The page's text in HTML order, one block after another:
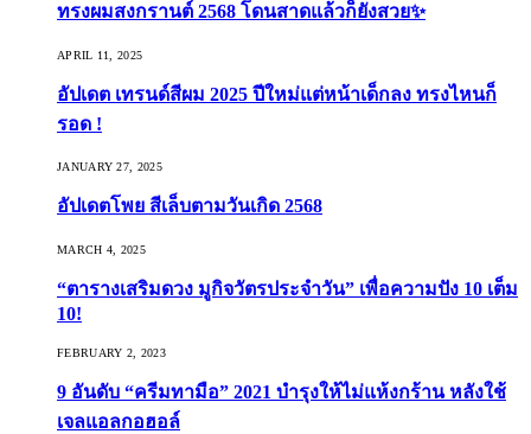
ทรงผมสงกรานต์ 2568 โดนสาดแล้วก็ยังสวย✨
APRIL 11, 2025
อัปเดต เทรนด์สีผม 2025 ปีใหม่แต่หน้าเด็กลง ทรงไหนก็
รอด !
JANUARY 27, 2025
อัปเดตโพย สีเล็บตามวันเกิด 2568
MARCH 4, 2025
“ตารางเสริมดวง มูกิจวัตรประจำวัน” เพื่อความปัง 10 เต็ม
10!
FEBRUARY 2, 2023
9 อันดับ “ครีมทามือ” 2021 บำรุงให้ไม่แห้งกร้าน หลังใช้
เจลแอลกอฮอล์